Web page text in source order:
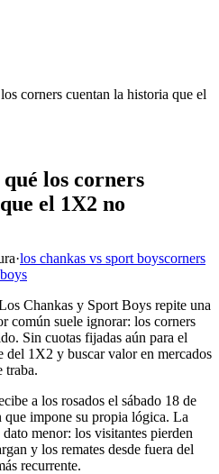
corners cuentan la historia que el
los corners
el 1X2 no
·los chankas vs sport boyscorners
Chankas y Sport Boys repite una
común suele ignorar: los corners
Sin cuotas fijadas aún para el
del 1X2 y buscar valor en mercados
traba.
a los rosados el sábado 18 de
impone su propia lógica. La
menor: los visitantes pierden
y los remates desde fuera del
recurrente.